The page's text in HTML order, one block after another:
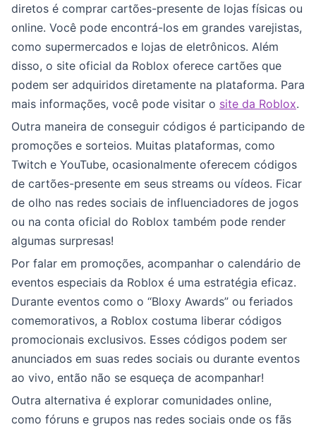
diretos é comprar cartões-presente de lojas físicas ou
online. Você pode encontrá-los em grandes varejistas,
como supermercados e lojas de eletrônicos. Além
disso, o site oficial da Roblox oferece cartões que
podem ser adquiridos diretamente na plataforma. Para
mais informações, você pode visitar o site da Roblox.
Outra maneira de conseguir códigos é participando de
promoções e sorteios. Muitas plataformas, como
Twitch e YouTube, ocasionalmente oferecem códigos
de cartões-presente em seus streams ou vídeos. Ficar
de olho nas redes sociais de influenciadores de jogos
ou na conta oficial do Roblox também pode render
algumas surpresas!
Por falar em promoções, acompanhar o calendário de
eventos especiais da Roblox é uma estratégia eficaz.
Durante eventos como o “Bloxy Awards” ou feriados
comemorativos, a Roblox costuma liberar códigos
promocionais exclusivos. Esses códigos podem ser
anunciados em suas redes sociais ou durante eventos
ao vivo, então não se esqueça de acompanhar!
Outra alternativa é explorar comunidades online,
como fóruns e grupos nas redes sociais onde os fãs